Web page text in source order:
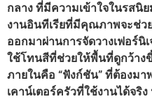
กลาง ที่มีความเข้าใจในรสนิ
งานอินทีเรียที่มีคุณภาพจะช่ว
ออกมาผ่านการจัดวางเฟอร์นิ
ใช้โทนสีที่ช่วยให้พื้นที่ดูกว้าง
ภายในคือ “ฟังก์ชัน” ที่ต้องม
เคาน์เตอร์ครัวที่ใช้งานได้จริ